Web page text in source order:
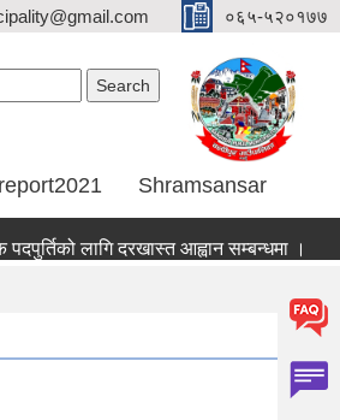
०६५-५२०१७७
Shramsansar
लागि दरखास्त आह्वान सम्बन्धमा ।